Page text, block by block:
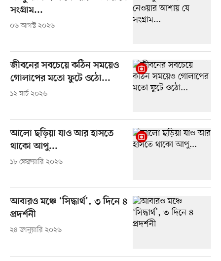
সংগ্রাম...
০৬ আগস্ট ২০২৬
জীবনের সবচেয়ে কঠিন সময়েও
গোলাপের মতো ফুটে ওঠো...
১২ মার্চ ২০২৬
আলো ছড়িয়া যাও আর হাসতে
থাকো আপু...
১৮ ফেব্রুয়ারি ২০২৬
আবারও মঞ্চে ‘সিদ্ধার্থ’, ৩ দিনে ৪
প্রদর্শনী
২৪ জানুয়ারি ২০২৬